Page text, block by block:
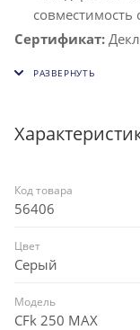
совместимость
Сертификат:
Код товара
56406
Цвет
Серый
Модель
CFk 250 MAX